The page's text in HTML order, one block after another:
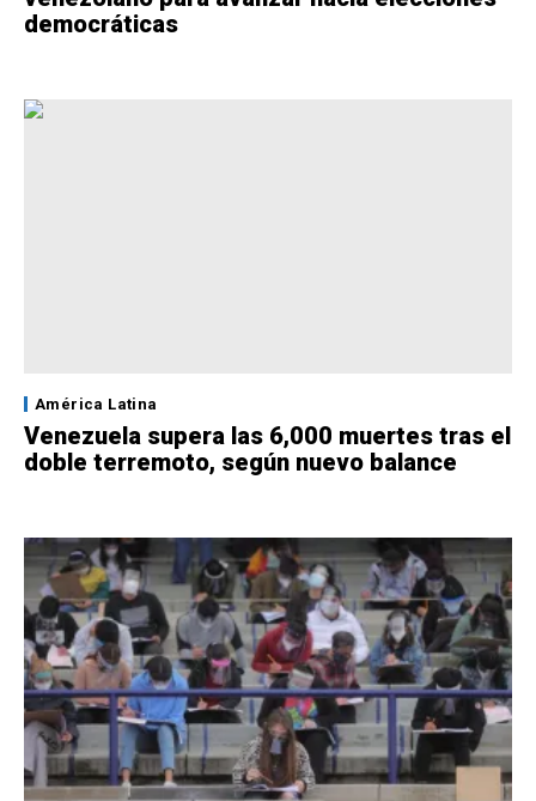
democráticas
América Latina
Venezuela supera las 6,000 muertes tras el
doble terremoto, según nuevo balance